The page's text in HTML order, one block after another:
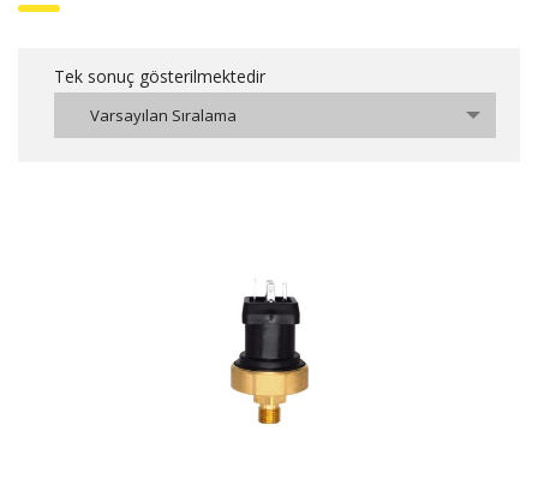
Tek sonuç gösterilmektedir
Varsayılan Sıralama